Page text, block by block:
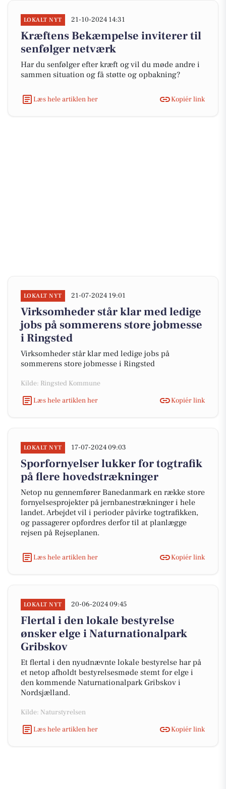
LOKALT NYT 21-10-2024 14:31
Kræftens Bekæmpelse inviterer til
senfølger netværk
Har du senfølger efter kræft og vil du møde andre i
sammen situation og få støtte og opbakning?
Læs hele artiklen her Kopiér link
LOKALT NYT 21-07-2024 19:01
Virksomheder står klar med ledige
jobs på sommerens store jobmesse
i Ringsted
Virksomheder står klar med ledige jobs på
sommerens store jobmesse i Ringsted
Kilde: Ringsted Kommune
Læs hele artiklen her
Kopiér link
LOKALT NYT 17-07-2024 09:03
Sporfornyelser lukker for togtrafik
på flere hovedstrækninger
Netop nu gennemfører Banedanmark en række store
fornyelsesprojekter på jernbanestrækninger i hele
landet. Arbejdet vil i perioder påvirke togtrafikken,
og passagerer opfordres derfor til at planlægge
rejsen på Rejseplanen.
Læs hele artiklen her Kopiér link
LOKALT NYT 20-06-2024 09:45
Flertal i den lokale bestyrelse
ønsker elge i Naturnationalpark
Gribskov
Et flertal i den nyudnævnte lokale bestyrelse har på
et netop afholdt bestyrelsesmøde stemt for elge i
den kommende Naturnationalpark Gribskov i
Nordsjælland.
Kilde: Naturstyrelsen
Læs hele artiklen her
Kopiér link